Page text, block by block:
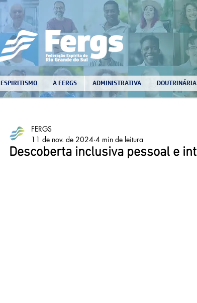
ESPIRITISMO A FERGS ADMINISTRATIVA DOUTRINÁRIA
Descoberta inclusiva pessoal e
FERGS
11 de nov. de 2024 4 min de leitura